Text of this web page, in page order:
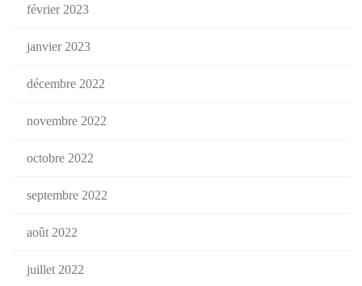
février 2023
janvier 2023
décembre 2022
novembre 2022
octobre 2022
septembre 2022
août 2022
juillet 2022